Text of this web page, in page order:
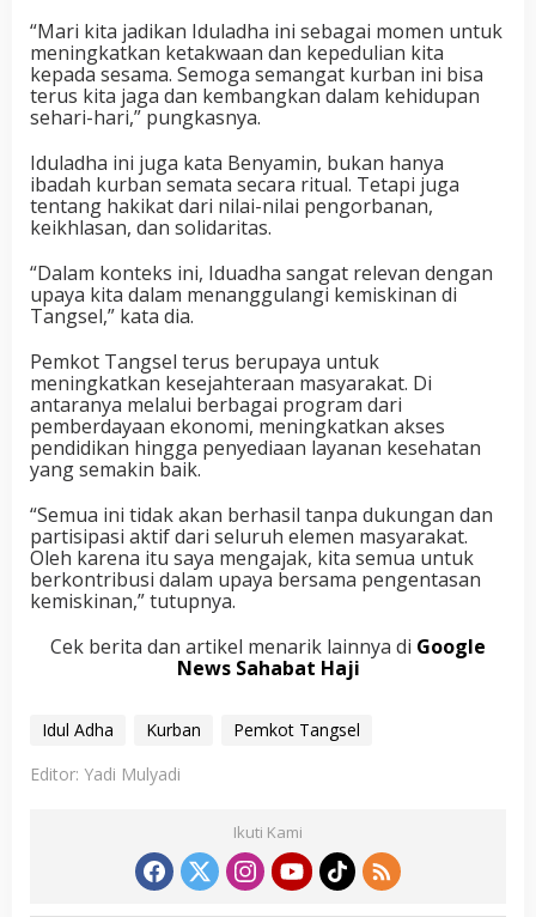
“Mari kita jadikan Iduladha ini sebagai momen untuk
meningkatkan ketakwaan dan kepedulian kita
kepada sesama. Semoga semangat kurban ini bisa
terus kita jaga dan kembangkan dalam kehidupan
sehari-hari,” pungkasnya.
Iduladha ini juga kata Benyamin, bukan hanya
ibadah kurban semata secara ritual. Tetapi juga
tentang hakikat dari nilai-nilai pengorbanan,
keikhlasan, dan solidaritas.
“Dalam konteks ini, Iduadha sangat relevan dengan
upaya kita dalam menanggulangi kemiskinan di
Tangsel,” kata dia.
Pemkot Tangsel terus berupaya untuk
meningkatkan kesejahteraan masyarakat. Di
antaranya melalui berbagai program dari
pemberdayaan ekonomi, meningkatkan akses
pendidikan hingga penyediaan layanan kesehatan
yang semakin baik.
“Semua ini tidak akan berhasil tanpa dukungan dan
partisipasi aktif dari seluruh elemen masyarakat.
Oleh karena itu saya mengajak, kita semua untuk
berkontribusi dalam upaya bersama pengentasan
kemiskinan,” tutupnya.
Cek berita dan artikel menarik lainnya di Google
News Sahabat Haji
Idul Adha Kurban
Pemkot Tangsel
Editor: Yadi Mulyadi
Ikuti Kami